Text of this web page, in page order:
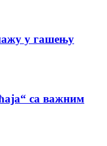
у гашењу
са важним